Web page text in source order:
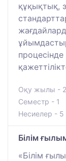
құқықтық,
Оқу жылы - 2
Семестр - 1
Несиелер - 5
Білім
«Білім